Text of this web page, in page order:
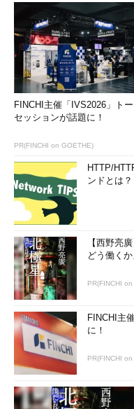
インターネット利用者に
す。
2．継続性
続いてのポイント「継続
と」であり、自らの考え
す。セキュリティに関わる
を収集し、自組織に関連が
ません。セキュリティ対
ん効果が薄れていきます。
ここで注意すべきなのは
す。かつての情報セキュ
情報を集め、知識や技術を
した。それは、個々人にモ
を継続できていたからです
しかし、組織が人材を選
セキュリティに興味がある
て、自ら率先して情報を
するのはなかなか難しいも
そこでポイントとなるの
FINCHI主催「IVS2026」トー
セッションが話題に！
PR(FINCHI on GOETHE)
HTTP/
ンドとは？
【西野亮
どう働くか
PR(FINCHI
FINCHI主
に！
PR(FINCHI